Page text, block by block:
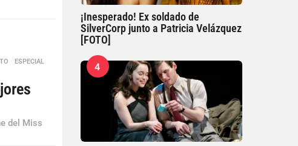
,ESPECIAL
del Miss
¡Inesperado! Ex soldado de
SilverCorp junto a Patricia Velázquez
[FOTO]
4